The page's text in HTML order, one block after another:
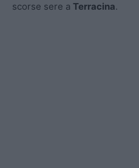
scorse sere a Terracina.